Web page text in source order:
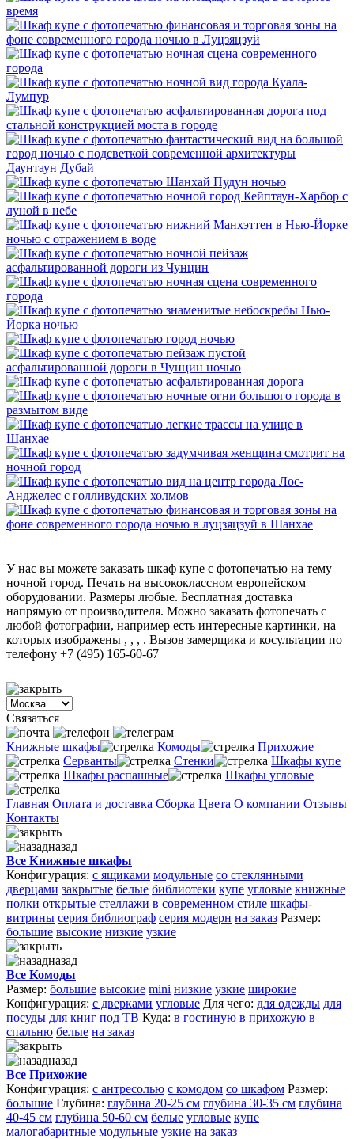
У нас вы можете заказать шкаф купе с фотопечатью на тему
ночной город. Печать на высококлассном европейском
оборудовании. Размеры любые. Бесплатная доставка
напрямую от производителя. Можно заказать фотопечать с
любой фотографии, например есть интересные картинки, на
которых изображены , , , . Вызов замерщика и косультации по
телефону +7 (495) 165-60-67
Связаться
Книжные шкафы Комоды
Прихожие
Серванты
Стенки
Шкафы купе
Шкафы распашные
Шкафы угловые
Главная Оплата и доставка Сборка Цвета О компании Отзывы
Контакты
назад
Все Книжные шкафы
Конфигурация: с ящиками модульные со стеклянными
дверцами закрытые белые библиотеки купе угловые книжные
полки открытые стеллажи в современном стиле шкафы-
витрины серия библиограф серия модерн на заказ Размер:
большие высокие низкие узкие
назад
Все Комоды
Размер: большие высокие mini низкие узкие широкие
Конфигурация: с дверками угловые Для чего: для одежды для
посуды для книг под ТВ Куда: в гостиную в прихожую в
спальню белые на заказ
назад
Все Прихожие
Конфигурация: с антресолью с комодом со шкафом Размер:
большие Глубина: глубина 20-25 см глубина 30-35 см глубина
40-45 см глубина 50-60 см белые угловые купе
малогабаритные модульные узкие на заказ